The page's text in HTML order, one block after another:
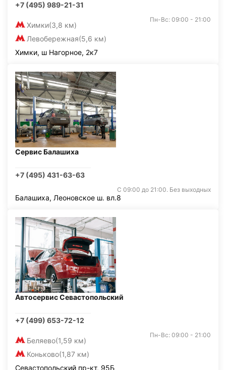
+7 (495) 989-21-31
Химки(3,8 км)
Левобережная(5,6 км)
Пн-Вс: 09:00 - 21:00
Химки, ш Нагорное, 2к7
Сервис Балашиха
+7 (495) 431-63-63
С 09:00 до 21:00. Без выходных
Балашиха, Леоновское ш. вл.8
Автосервис Севастопольский
+7 (499) 653-72-12
Беляево(1,59 км)
Коньково(1,87 км)
Пн-Вс: 09:00 - 21:00
Севастопольский пр-кт, 95Б